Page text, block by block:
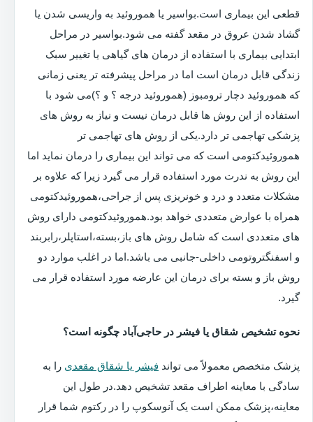
قطعی این بیماری است.بواسیر یا هموروئید به واریسی شدن یا
گشاد شدن عروق در مقعد گفته می شود.بواسیر در مراحل
ابتدایی بیماری با استفاده از درمان های گیاهی یا تغییر سبک
زندگی قابل درمان است اما در مراحل پیشرفته تر یعنی زمانی
که هموروئید دچار ترومبوز (هموروئید درجه ؟ و ؟)می شود با
استفاده از این روش ها قابل درمان نیست و نیاز به روش های
پزشکی تهاجمی تر دارد.یکی از روش های تهاجمی تر
هموروئیدکتومی است که می تواند این بیماری را درمان نماید اما
این روش به ندرت مورد استفاده قرار می گیرد زیرا که علاوه بر
مشکلات متعدد و درد و خونریزی پس از جراحی،هموروئیدکتومی
همراه با عوارض متعددی خواهد بود.هموروئیدکتومی دارای روش
های متعددی است که شامل روش های باز،بسته،استاپلر،رابربند
و اسفنگتروتومی داخلی-جانبی می باشد.اما در اغلب موارد دو
روش باز و بسته برای درمان این عارضه مورد استفاده قرار می
گیرد.
نحوه تشخیص شقاق یا فیشر در حاجی‌آباد چگونه است؟
پزشک متخصص معمولاً می تواند فیشر یا شقاق مقعدی را به
سادگی با معاینه اطراف مقعد تشخیص دهد.در طول این
معاینه،پزشک ممکن است یک آنوسکوپ را در رکتوم شما قرار